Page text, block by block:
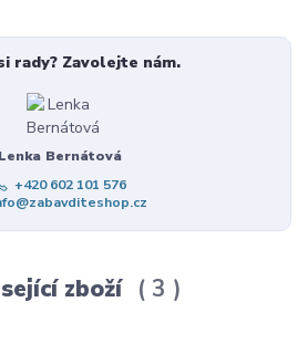
rady? Zavolejte nám.
Lenka Bernátová
+420 602 101 576
zboží 3